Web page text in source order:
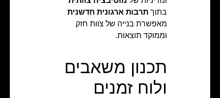
בתוך תרבות ארגונית חדשנית
מאפשרת בנייה של צוות חזק
וממוקד תוצאות.
תכנון משאבים
ולוח זמנים